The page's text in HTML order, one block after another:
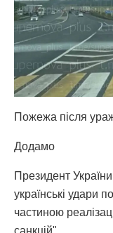
Пожежа після
Додамо
Президент
українські удари
частиною
санкцій".